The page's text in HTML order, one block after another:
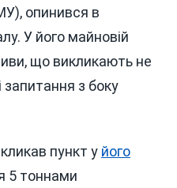
опинився в
У його майновій
що викликають не
з боку
пункт у його
5 тоннами